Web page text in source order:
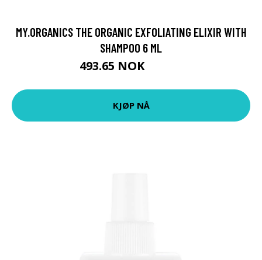
MY.ORGANICS THE ORGANIC EXFOLIATING ELIXIR WITH
SHAMPOO 6 ML
493.65 NOK
KJØP NÅ